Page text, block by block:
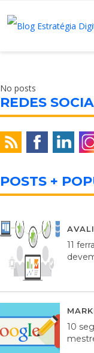
No posts
REDES
POSTS +
11
10